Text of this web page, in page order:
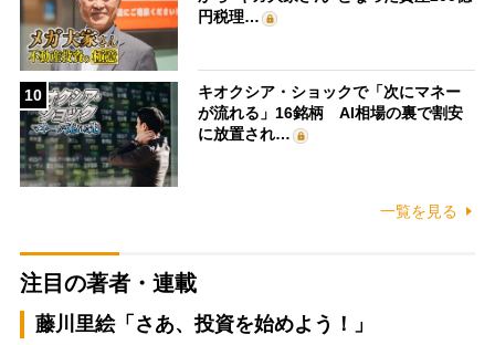
円税理…
10
キオクシア・ショックで「次にマネー
が流れる」16銘柄 AI相場の裏で割安
に放置され…
一覧を見る
注目の著者・連載
藤川里絵「さあ、投資を始めよう！」